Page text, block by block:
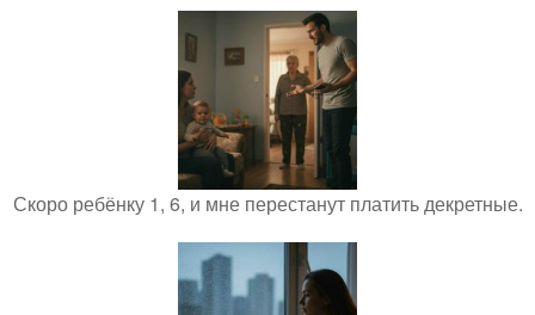
Скоро ребёнку 1, 6, и мне перестанут платить декретные.